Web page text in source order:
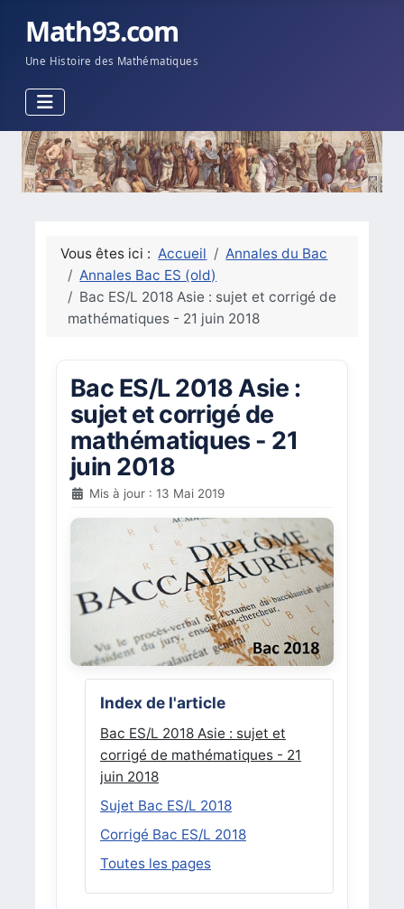
Math93.com
Une Histoire des Mathématiques
Vous êtes ici : Accueil
Annales du Bac
Annales Bac ES (old)
Bac ES/L 2018 Asie : sujet et corrigé de
mathématiques - 21 juin 2018
Bac ES/L 2018 Asie :
sujet et corrigé de
mathématiques - 21
juin 2018
Mis à jour : 13 Mai 2019
Index de l'article
Bac ES/L 2018 Asie : sujet et
corrigé de mathématiques - 21
juin 2018
Sujet Bac ES/L 2018
Corrigé Bac ES/L 2018
Toutes les pages